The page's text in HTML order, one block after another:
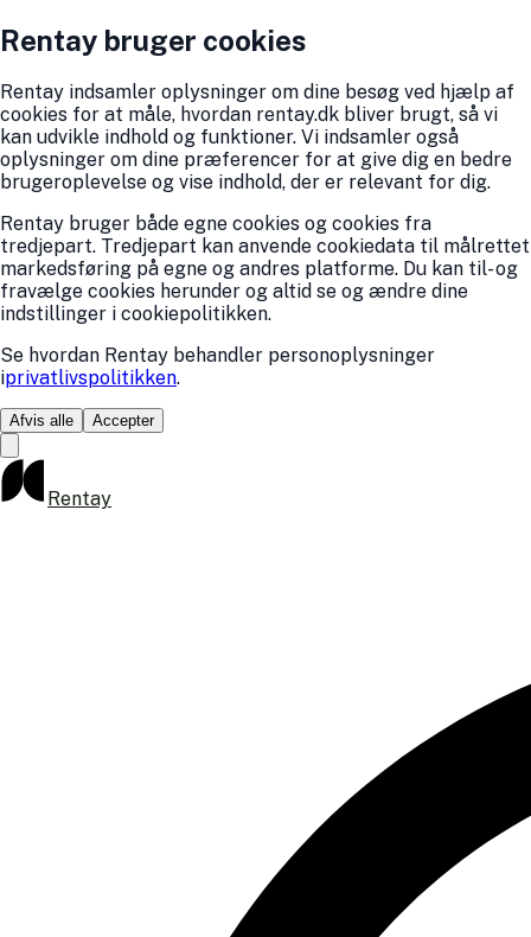
Rentay bruger cookies
Rentay indsamler oplysninger om dine besøg ved hjælp af
cookies for at måle, hvordan rentay.dk bliver brugt, så vi
kan udvikle indhold og funktioner. Vi indsamler også
oplysninger om dine præferencer for at give dig en bedre
brugeroplevelse og vise indhold, der er relevant for dig.
Rentay bruger både egne cookies og cookies fra
tredjepart. Tredjepart kan anvende cookiedata til målrettet
markedsføring på egne og andres platforme. Du kan til- og
fravælge cookies herunder og altid se og ændre dine
indstillinger i cookiepolitikken.
Se hvordan Rentay behandler personoplysninger
iprivatlivspolitikken.
Afvis alle Accepter
Rentay